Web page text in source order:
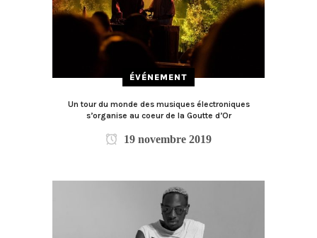
ÉVÉNEMENT
Un tour du monde des musiques électroniques
s’organise au coeur de la Goutte d’Or
19 novembre 2019